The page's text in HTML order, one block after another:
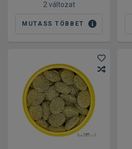
2 változat
MUTASS TÖBBET